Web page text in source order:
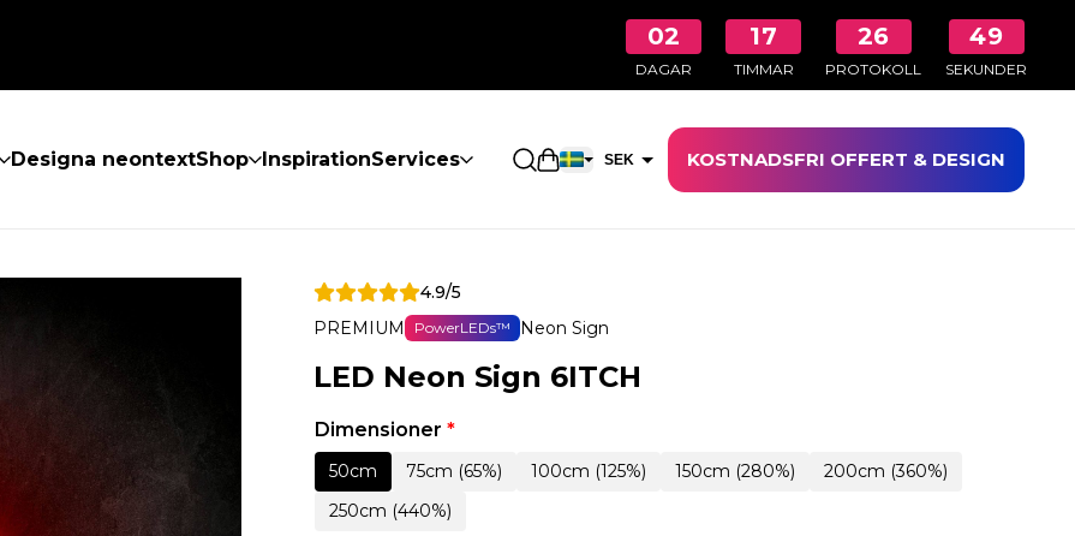
02
DAGAR
17
TIMMAR
26
PROTOKOLL
48
SEKUNDER
Designa neontextShop InspirationServices Öppna kundkorgen
SEK KOSTNADSFRI OFFERT & DESIGN
4.9/5
PREMIUM
PowerLEDs™ Neon Sign
LED Neon Sign 6ITCH
Dimensioner *
50cm 75cm (65%) 100cm (125%) 150cm (280%)
200cm (360%)
250cm (440%)